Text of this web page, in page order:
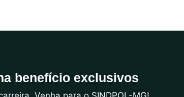
benefício exclusivos